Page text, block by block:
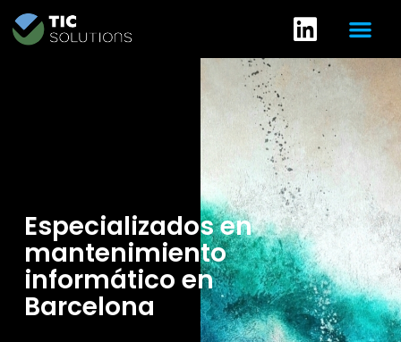
Especializados en
mantenimiento
informático en
Barcelona